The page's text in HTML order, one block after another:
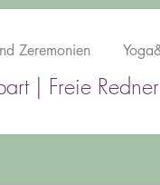
Zeremonien
| Freie